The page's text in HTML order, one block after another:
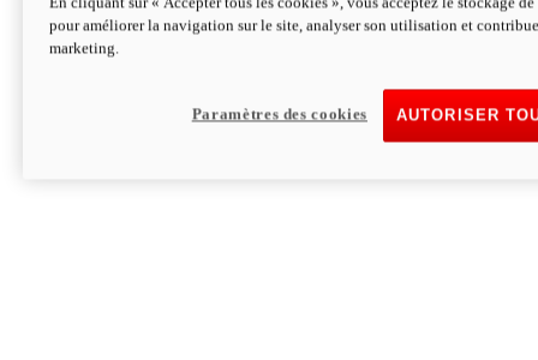
Hypermotard V2 SP 100
Découvrez-le
pour améliorer la navigation sur le site, analyser son utilisation et
marketing.
AUTORISER
Paramètres des cookies